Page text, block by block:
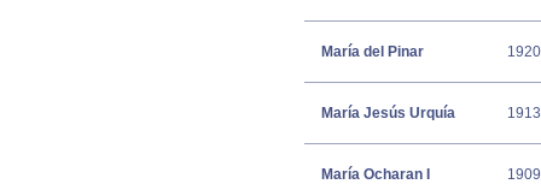
María del Pinar
María Jesús Urquía
María Ocharan I